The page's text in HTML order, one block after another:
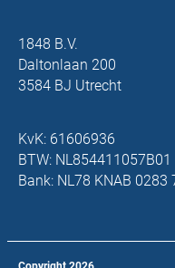
1848 B.V.
Daltonlaan 200
3584 BJ Utrecht
KvK: 61606936
BTW: NL854411057B01
Bank: NL78 KNAB 0283